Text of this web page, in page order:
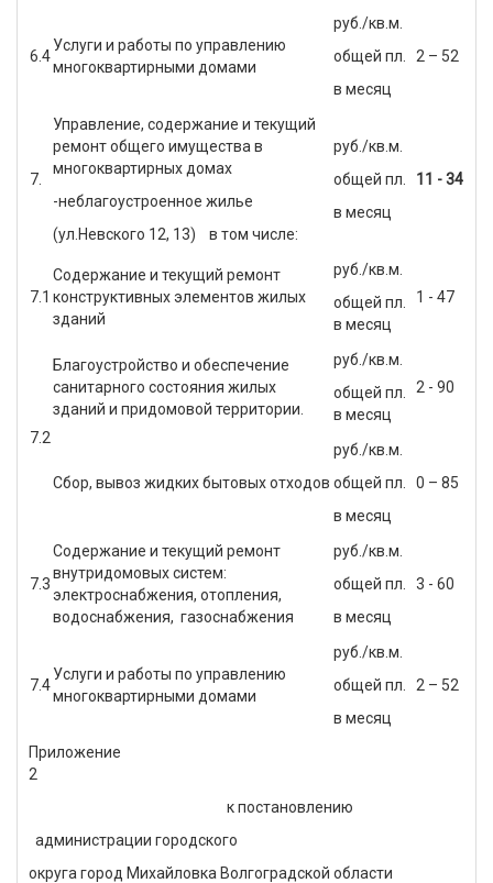
6.4
Услуги и работы по управлению
многоквартирными домами
руб./кв.м.
общей пл.
в месяц
2 – 52
7.
Управление, содержание и текущий
ремонт общего имущества в
многоквартирных домах
-неблагоустроенное жилье
(ул.Невского 12, 13) в том числе:
руб./кв.м.
общей пл.
в месяц
11 - 34
7.1
Содержание и текущий ремонт
конструктивных элементов жилых
зданий
руб./кв.м.
общей пл.
в месяц
1 - 47
7.2
Благоустройство и обеспечение
санитарного состояния жилых
зданий и придомовой территории.
руб./кв.м.
общей пл.
в месяц
2 - 90
Сбор, вывоз жидких бытовых отходов
руб./кв.м.
общей пл.
в месяц
0 – 85
7.3
Содержание и текущий ремонт
внутридомовых систем:
электроснабжения, отопления,
водоснабжения, газоснабжения
руб./кв.м.
общей пл.
в месяц
3 - 60
7.4
Услуги и работы по управлению
многоквартирными домами
руб./кв.м.
общей пл.
в месяц
2 – 52
Приложение
2
к постановлению
администрации городского
округа город Михайловка Волгоградской области